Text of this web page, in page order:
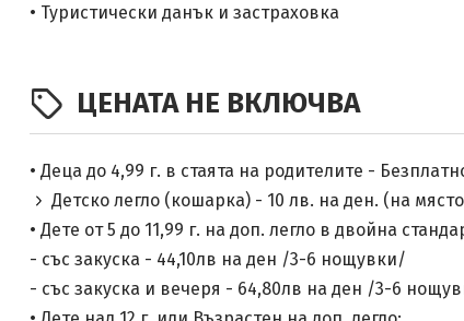
• Туристически данък и застраховка
ЦЕНАТА НЕ ВКЛЮЧВА
• Деца до 4,99 г. в стаята на родителите -
Детско легло (кошарка) - 10 лв. на ден. (на
• Дете от 5 до 11,99 г. на доп. легло в двойна
- със закуска - 44,10лв на ден /3-6 нощувки/
- със закуска и вечеря - 64,80лв на ден /3-6